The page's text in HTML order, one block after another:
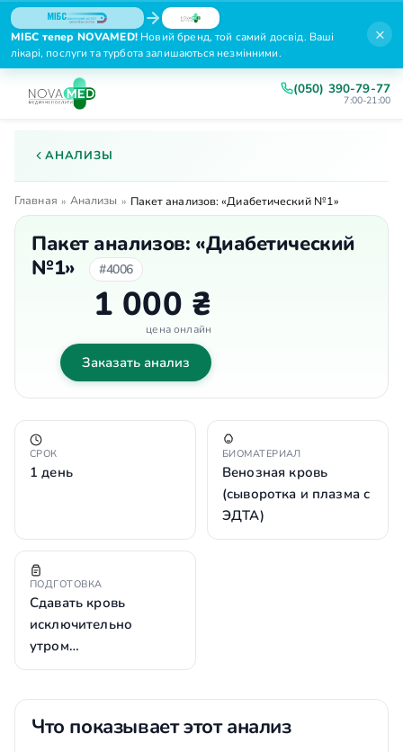
МІБС тепер NOVAMED!Новий бренд, той самий досвід. Ваші
лікарі, послуги та турбота залишаються незмінними.
×
(050) 390-79-77
7:00-21:00
АНАЛИЗЫ
Главная » Анализы » Пакет анализов: «Диабетический №1»
Пакет анализов: «Диабетический
№1»
#4006
1 000 ₴
цена онлайн
Заказать анализ
СРОК
1 день
БИОМАТЕРИАЛ
Венозная кровь
(сыворотка и плазма с
ЭДТА)
ПОДГОТОВКА
Сдавать кровь
исключительно
утром…
Что показывает этот анализ